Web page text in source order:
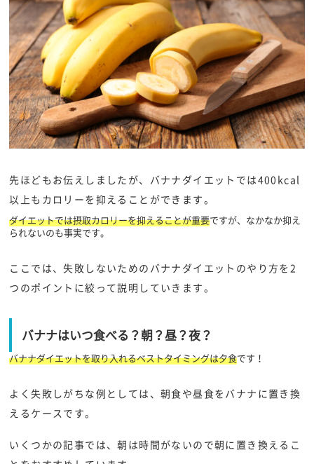
先ほどもお伝えしましたが、バナナダイエットでは400kcal
以上もカロリーを抑えることができます。
ダイエットでは摂取カロリーを抑えることが重要ですが、なかなか抑え
られないのも事実です。
ここでは、失敗しないためのバナナダイエットのやり方を2
つのポイントに絞って説明していきます。
バナナはいつ食べる？朝？昼？夜？
バナナダイエットを取り入れるベストタイミングは夕食です！
よく失敗しがちな例としては、朝食や昼食をバナナに置き換
えるケースです。
いくつかの記事では、朝は時間がないので朝に置き換えるこ